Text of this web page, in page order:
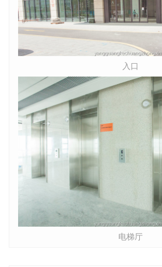
入口
电梯厅